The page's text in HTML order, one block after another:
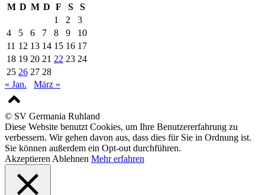
M D M D F S
S
1
2
3
4
5 6 7 8 9
10
11 12 13 14 15 16 17
18 19 20 21 22 23 24
25 26 27 28
« Jan.
März »
© SV Germania Ruhland
Diese Website benutzt Cookies, um Ihre Benutzererfahrung zu
verbessern. Wir gehen davon aus, dass dies für Sie in Ordnung ist.
Sie können außerdem ein Opt-out durchführen.
Akzeptieren Ablehnen Mehr erfahren